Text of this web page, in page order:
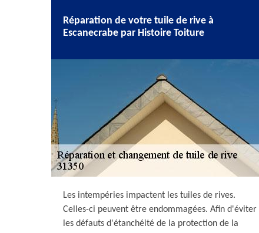
Réparation de votre tuile de rive à
Escanecrabe par Histoire Toiture
Les intempéries impactent les tuiles de rives.
Celles-ci peuvent être endommagées. Afin d'éviter
les défauts d'étanchéité de la protection de la